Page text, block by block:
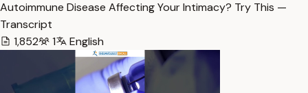
Autoimmune Disease Affecting Your Intimacy? Try This —
Transcript
1,852
1 English